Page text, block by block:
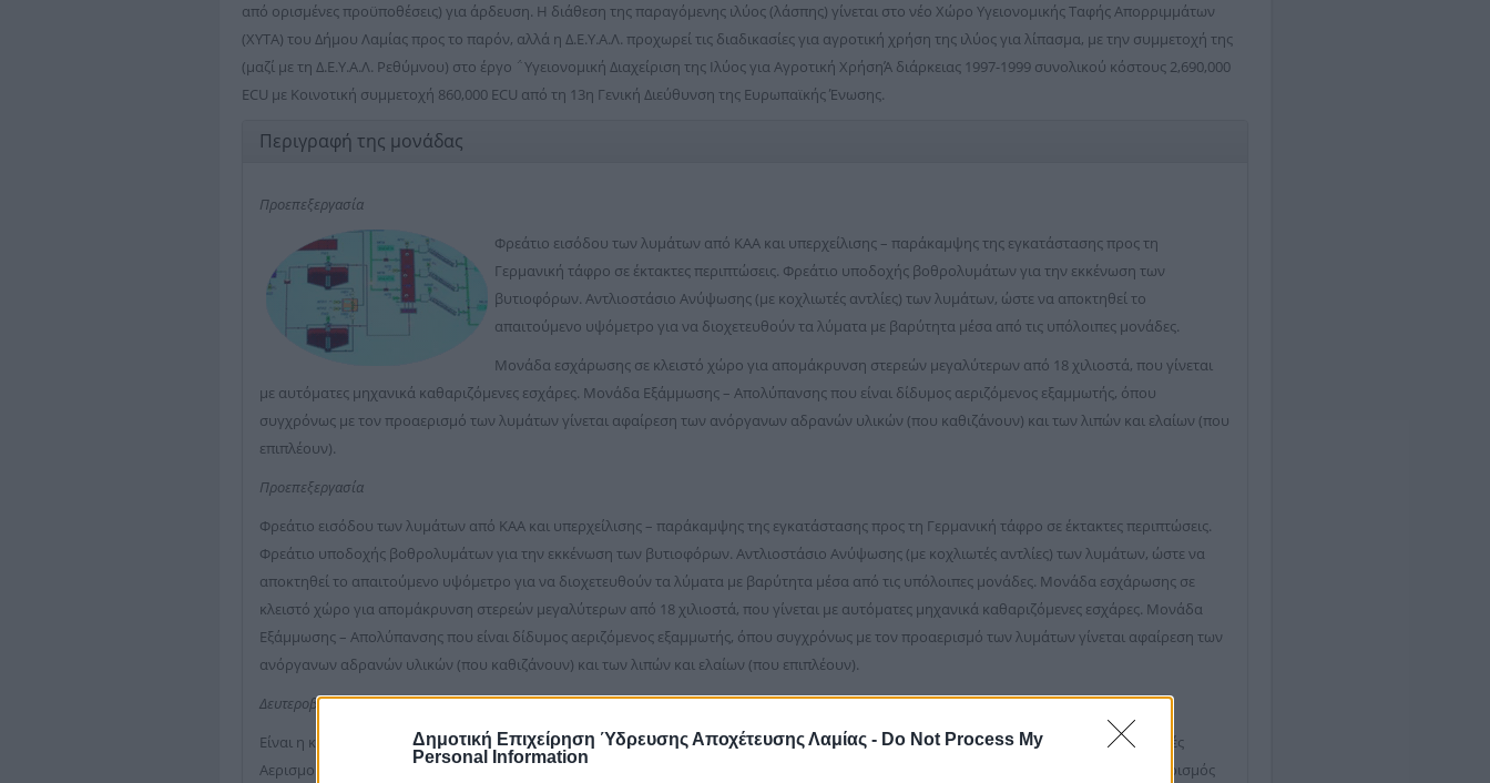
Δημοτική Επιχείρηση Ύδρευσης Αποχέτευσης Λαμίας - Do Not Process My
Personal Information
από ορισμένες προϋποθέσεις) για άρδευση. Η διάθεση της παραγόμενης ιλύος (λάσπης) γίνεται στο νέο Χώρο Υγειονομικής Ταφής Απορριμμάτων
(ΧΥΤΑ) του Δήμου Λαμίας προς το παρόν, αλλά η Δ.Ε.Υ.Α.Λ. προχωρεί τις διαδικασίες για αγροτική χρήση της ιλύος για λίπασμα, με την συμμετοχή της
(μαζί με τη Δ.Ε.Υ.Α.Λ. Ρεθύμνου) στο έργο ΅Υγειονομική Διαχείριση της Ιλύος για Αγροτική ΧρήσηΆ διάρκειας 1997-1999 συνολικού κόστους 2,690,000
ECU με Κοινοτική συμμετοχή 860,000 ECU από τη 13η Γενική Διεύθυνση της Ευρωπαϊκής Ένωσης.
Περιγραφή της μονάδας
Προεπεξεργασία
Φρεάτιο εισόδου των λυμάτων από ΚΑΑ και υπερχείλισης – παράκαμψης της εγκατάστασης προς τη
Γερμανική τάφρο σε έκτακτες περιπτώσεις. Φρεάτιο υποδοχής βοθρολυμάτων για την εκκένωση των
βυτιοφόρων. Αντλιοστάσιο Ανύψωσης (με κοχλιωτές αντλίες) των λυμάτων, ώστε να αποκτηθεί το
απαιτούμενο υψόμετρο για να διοχετευθούν τα λύματα με βαρύτητα μέσα από τις υπόλοιπες μονάδες.
Μονάδα εσχάρωσης σε κλειστό χώρο για απομάκρυνση στερεών μεγαλύτερων από 18 χιλιοστά, που γίνεται
με αυτόματες μηχανικά καθαριζόμενες εσχάρες. Μονάδα Εξάμμωσης – Απολύπανσης που είναι δίδυμος αεριζόμενος εξαμμωτής, όπου
συγχρόνως με τον προαερισμό των λυμάτων γίνεται αφαίρεση των ανόργανων αδρανών υλικών (που καθιζάνουν) και των λιπών και ελαίων (που
επιπλέουν).
Προεπεξεργασία
Φρεάτιο εισόδου των λυμάτων από ΚΑΑ και υπερχείλισης – παράκαμψης της εγκατάστασης προς τη Γερμανική τάφρο σε έκτακτες περιπτώσεις.
Φρεάτιο υποδοχής βοθρολυμάτων για την εκκένωση των βυτιοφόρων. Αντλιοστάσιο Ανύψωσης (με κοχλιωτές αντλίες) των λυμάτων, ώστε να
αποκτηθεί το απαιτούμενο υψόμετρο για να διοχετευθούν τα λύματα με βαρύτητα μέσα από τις υπόλοιπες μονάδες. Μονάδα εσχάρωσης σε
κλειστό χώρο για απομάκρυνση στερεών μεγαλύτερων από 18 χιλιοστά, που γίνεται με αυτόματες μηχανικά καθαριζόμενες εσχάρες. Μονάδα
Εξάμμωσης – Απολύπανσης που είναι δίδυμος αεριζόμενος εξαμμωτής, όπου συγχρόνως με τον προαερισμό των λυμάτων γίνεται αφαίρεση των
ανόργανων αδρανών υλικών (που καθιζάνουν) και των λιπών και ελαίων (που επιπλέουν).
Δευτεροβάθμια Επεξεργασία
Είναι η καρδιά του βιολογικού καθαρισμού και αποτελείται από: Φρεάτιο (1ο) μερισμού και ισοκατανομής και παροχής στις δύο Δεξαμενές
Αερισμού. Δύο όμοιες Δεξαμενές Αερισμού τύπου Carousel από οπλισμένο σκυρόδεμα χωρητικότητας 5760 m3 λυμάτων η κάθε μία. Ο αερισμός